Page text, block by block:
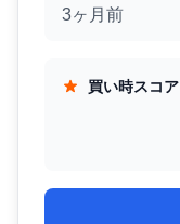
3ヶ月前
買い時スコア